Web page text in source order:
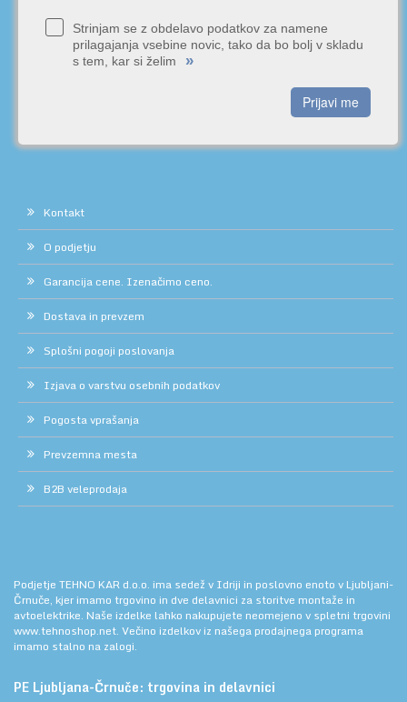
Strinjam se z obdelavo podatkov za namene
prilagajanja vsebine novic, tako da bo bolj v skladu
s tem, kar si želim
»
Prijavi me
Kontakt
O podjetju
Garancija cene. Izenačimo ceno.
Dostava in prevzem
Splošni pogoji poslovanja
Izjava o varstvu osebnih podatkov
Pogosta vprašanja
Prevzemna mesta
B2B veleprodaja
Podjetje TEHNO KAR d.o.o. ima sedež v Idriji in poslovno enoto v Ljubljani-
Črnuče, kjer imamo trgovino in dve delavnici za storitve montaže in
avtoelektrike. Naše izdelke lahko nakupujete neomejeno v spletni trgovini
www.tehnoshop.net. Večino izdelkov iz našega prodajnega programa
imamo stalno na zalogi.
PE Ljubljana-Črnuče: trgovina in delavnici